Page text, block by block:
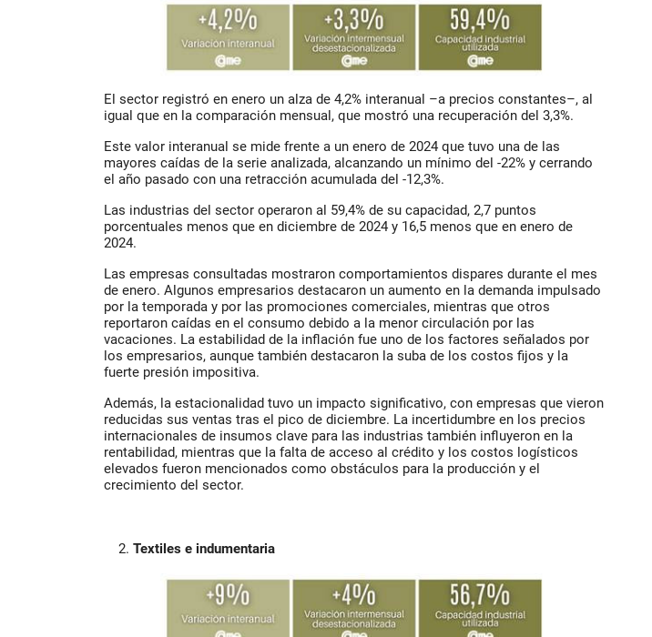
El sector registró en enero un alza de 4,2% interanual –a precios constantes–, al
igual que en la comparación mensual, que mostró una recuperación del 3,3%.
Este valor interanual se mide frente a un enero de 2024 que tuvo una de las
mayores caídas de la serie analizada, alcanzando un mínimo del -22% y cerrando
el año pasado con una retracción acumulada del -12,3%.
Las industrias del sector operaron al 59,4% de su capacidad, 2,7 puntos
porcentuales menos que en diciembre de 2024 y 16,5 menos que en enero de
2024.
Las empresas consultadas mostraron comportamientos dispares durante el mes
de enero. Algunos empresarios destacaron un aumento en la demanda impulsado
por la temporada y por las promociones comerciales, mientras que otros
reportaron caídas en el consumo debido a la menor circulación por las
vacaciones. La estabilidad de la inflación fue uno de los factores señalados por
los empresarios, aunque también destacaron la suba de los costos fijos y la
fuerte presión impositiva.
Además, la estacionalidad tuvo un impacto significativo, con empresas que vieron
reducidas sus ventas tras el pico de diciembre. La incertidumbre en los precios
internacionales de insumos clave para las industrias también influyeron en la
rentabilidad, mientras que la falta de acceso al crédito y los costos logísticos
elevados fueron mencionados como obstáculos para la producción y el
crecimiento del sector.
Textiles e indumentaria